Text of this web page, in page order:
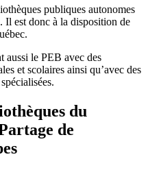
èques publiques autonomes
Il est donc à la disposition de
ébec.
aussi le PEB avec des
et scolaires ainsi qu’avec des
du
de